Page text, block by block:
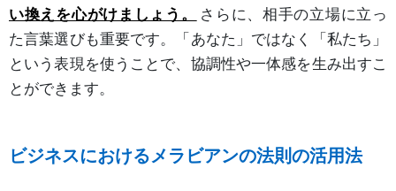
い換えを心がけましょう。
さらに、相手の立場に立っ
た言葉選びも重要です。「あなた」ではなく「私たち」
という表現を使うことで、協調性や一体感を生み出すこ
とができます。
ビジネスにおけるメラビアンの法則の活用法